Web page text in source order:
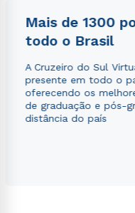
Mais de 1300
todo o Brasil
A Cruzeiro do Sul
presente em todo o
oferecendo os
de graduação e pós-
distância do país
Estou de acordo
autorizo que meus
envio de conteúdos